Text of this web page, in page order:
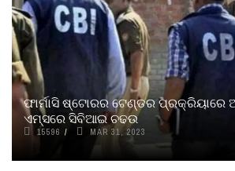
ଫାର୍ମାସି ଷ୍ଟୋରର ଟେଣ୍ଡର ପ୍ରକ୍ରିୟାରେ
ଏମ୍ସରେ ସିବିଆଇ ଚଢଉ
15596 MAR 31, 2023